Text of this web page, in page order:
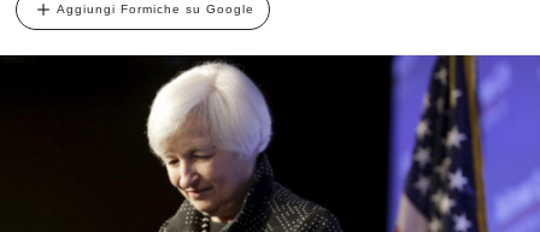
Aggiungi Formiche su Google